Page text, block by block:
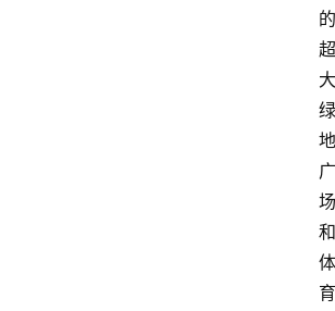
的
超
大
绿
地
广
场
和
体
育